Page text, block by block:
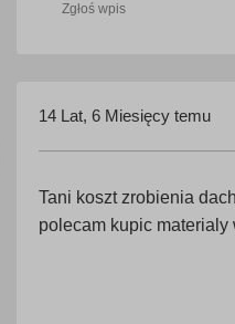
Zgłoś wpis
14 Lat, 6 Miesięcy temu
Tani koszt zrobienia
polecam kupic